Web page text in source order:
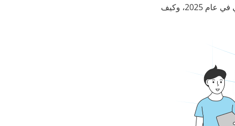
في هذا المقال، نستعرض الاتجاهات المتوقعة التي ستُعيد تشكيل مستقبل الذكاء الاصطناعي في عام 2025، وكيف